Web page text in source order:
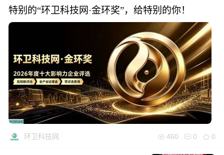
特别的“环卫科技网·金环奖”，给特别的你！
环卫科技网 460 0 0